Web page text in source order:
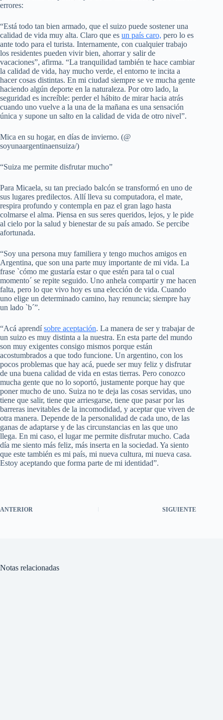
errores:
“Está todo tan bien armado, que el suizo puede sostener una
calidad de vida muy alta. Claro que es un país caro, pero lo es
ante todo para el turista. Internamente, con cualquier trabajo
los residentes pueden vivir bien, ahorrar y salir de
vacaciones”, afirma. “La tranquilidad también te hace cambiar
la calidad de vida, hay mucho verde, el entorno te incita a
hacer cosas distintas. En mi ciudad siempre se ve mucha gente
haciendo algún deporte en la naturaleza. Por otro lado, la
seguridad es increíble: perder el hábito de mirar hacia atrás
cuando uno vuelve a la una de la mañana es una sensación
única y supone un salto en la calidad de vida de otro nivel”.
Mica en su hogar, en días de invierno. (@
soyunaargentinaensuiza/)
“Suiza me permite disfrutar mucho”
Para Micaela, su tan preciado balcón se transformó en uno de
sus lugares predilectos. Allí lleva su computadora, el mate,
respira profundo y contempla en paz el gran lago hasta
colmarse el alma. Piensa en sus seres queridos, lejos, y le pide
al cielo por la salud y bienestar de su país amado. Se percibe
afortunada.
“Soy una persona muy familiera y tengo muchos amigos en
Argentina, que son una parte muy importante de mi vida. La
frase `cómo me gustaría estar o que estén para tal o cual
momento´ se repite seguido. Uno anhela compartir y me hacen
falta, pero lo que vivo hoy es una elección de vida. Cuando
uno elige un determinado camino, hay renuncia; siempre hay
un lado `b´”.
“Acá aprendísobre aceptación. La manera de ser y trabajar de
un suizo es muy distinta a la nuestra. En esta parte del mundo
son muy exigentes consigo mismos porque están
acostumbrados a que todo funcione. Un argentino, con los
pocos problemas que hay acá, puede ser muy feliz y disfrutar
de una buena calidad de vida en estas tierras. Pero conozco
mucha gente que no lo soportó, justamente porque hay que
poner mucho de uno. Suiza no te deja las cosas servidas, uno
tiene que salir, tiene que arriesgarse, tiene que pasar por las
barreras inevitables de la incomodidad, y aceptar que viven de
otra manera. Depende de la personalidad de cada uno, de las
ganas de adaptarse y de las circunstancias en las que uno
llega. En mi caso, el lugar me permite disfrutar mucho. Cada
día me siento más feliz, más inserta en la sociedad. Ya siento
que este también es mi país, mi nueva cultura, mi nueva casa.
Estoy aceptando que forma parte de mi identidad”.
ANTERIOR SIGUIENTE
Notas relacionadas